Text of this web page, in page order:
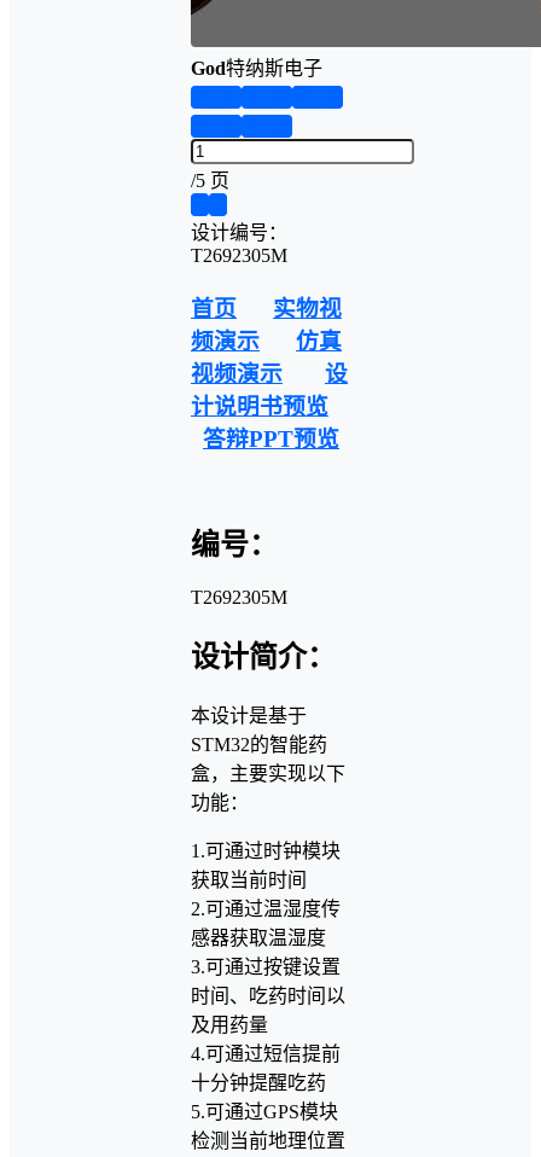
God特纳斯电子
/5 页
设计编号：
T2692305M
首页
实物视
频演示
仿真
视频演示
设
计说明书预览
答辩PPT预览
编号：
T2692305M
设计简介：
本设计是基于
STM32的智能药
盒，主要实现以下
功能：
1.可通过时钟模块
获取当前时间
2.可通过温湿度传
感器获取温湿度
3.可通过按键设置
时间、吃药时间以
及用药量
4.可通过短信提前
十分钟提醒吃药
5.可通过GPS模块
检测当前地理位置